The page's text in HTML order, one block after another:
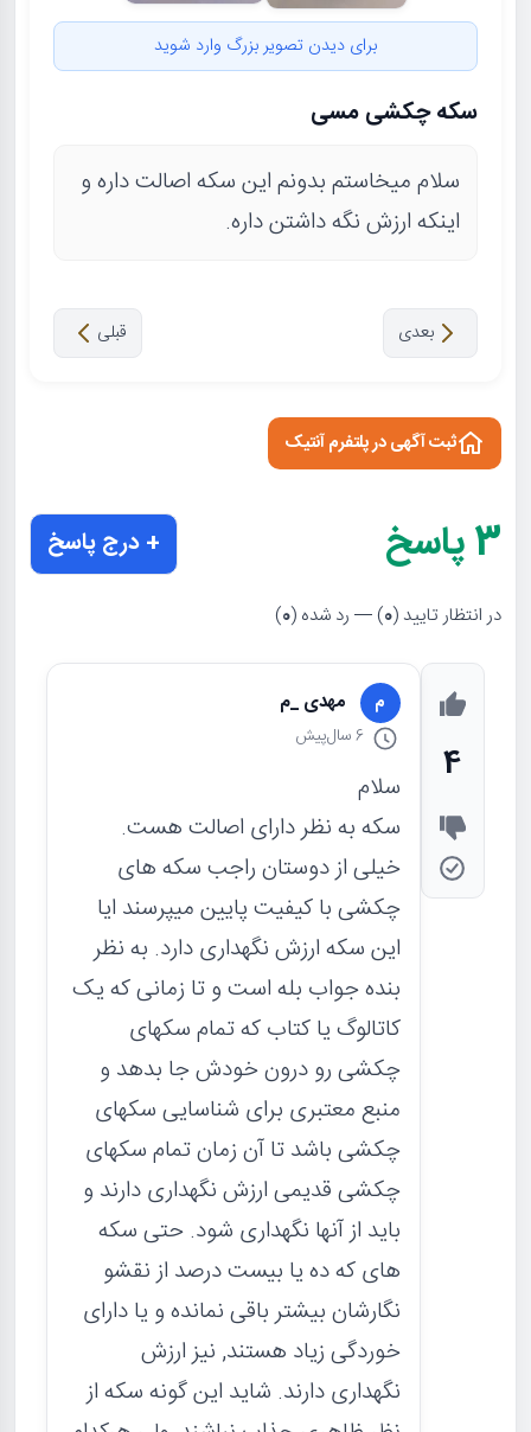
برای دیدن تصویر بزرگ وارد شوید
سکه چکشی مسی
سلام میخاستم بدونم این سکه اصالت داره و
اینکه ارزش نگه داشتن داره.
قبلی بعدی
ثبت آگهی در پلتفرم آنتیک
3پاسخ + درج پاسخ
در انتظار تایید (0) — رد شده (0
)
4
م مهدی _م
6 سال پیش
سلام
سکه به نظر دارای اصالت هست.
خیلی از دوستان راجب سکه های
چکشی با کیفیت پایین میپرسند ایا
این سکه ارزش نگهداری دارد. به نظر
بنده جواب بله است و تا زمانی که یک
کاتالوگ یا کتاب که تمام سکهای
چکشی رو درون خودش جا بدهد و
منبع معتبری برای شناسایی سکهای
چکشی باشد تا آن زمان تمام سکهای
چکشی قدیمی ارزش نگهداری دارند و
باید از آنها نگهداری شود. حتی سکه
های که ده یا بیست درصد از نقشو
نگارشان بیشتر باقی نمانده و یا دارای
خوردگی زیاد هستند, نیز ارزش
نگهداری دارند. شاید این گونه سکه از